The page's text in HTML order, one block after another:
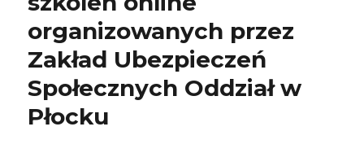
organizowanych przez
Zakład Ubezpieczeń
Społecznych Oddział w
Płocku